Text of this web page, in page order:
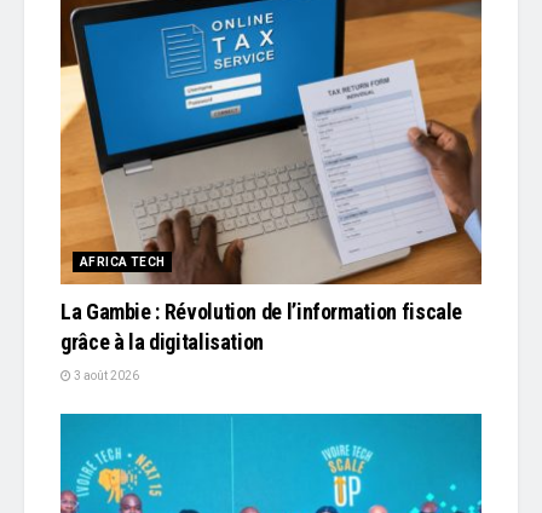
AFRICA TECH
La Gambie : Révolution de l’information fiscale
grâce à la digitalisation
3 août 2026